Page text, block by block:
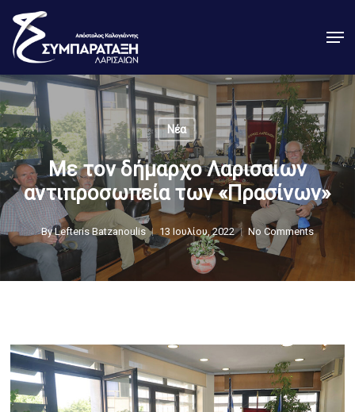
main
Νέα
Με τον δήμαρχο Λαρισαίων
αντιπροσωπεία των «Πρασίνων»
By Lefteris Batzanoulis 13 Ιουλίου, 2022 No Comments